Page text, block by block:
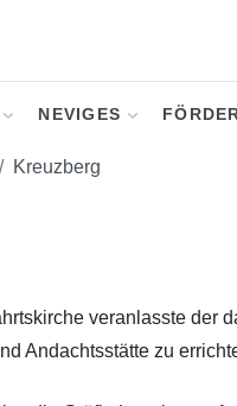
NEVIGES
Kreuzberg
veranlasste der
Andachtsstätte zu